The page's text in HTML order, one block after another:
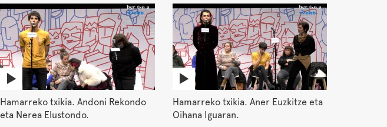
Hamarreko txikia. Andoni Rekondo
eta Nerea Elustondo.
Hamarreko txikia. Aner Euzkitze eta
Oihana Iguaran.